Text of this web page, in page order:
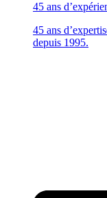
45 ans
45 ans
depuis 1995.